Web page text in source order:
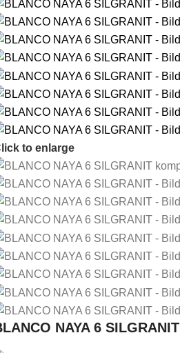
to enlarge
NAYA 6 SILGRANIT